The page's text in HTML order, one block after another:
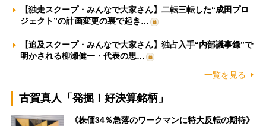
【独走スクープ・みんなで大家さん】二転三転した“成田プロ
ジェクト”の計画変更の裏で起き…
【追及スクープ・みんなで大家さん】独占入手“内部議事録”で
明かされる柳瀬健一・代表の思…
一覧を見る
古賀真人「発掘！好決算銘柄」
《株価34％急落のワークマンに特大反転の期待》